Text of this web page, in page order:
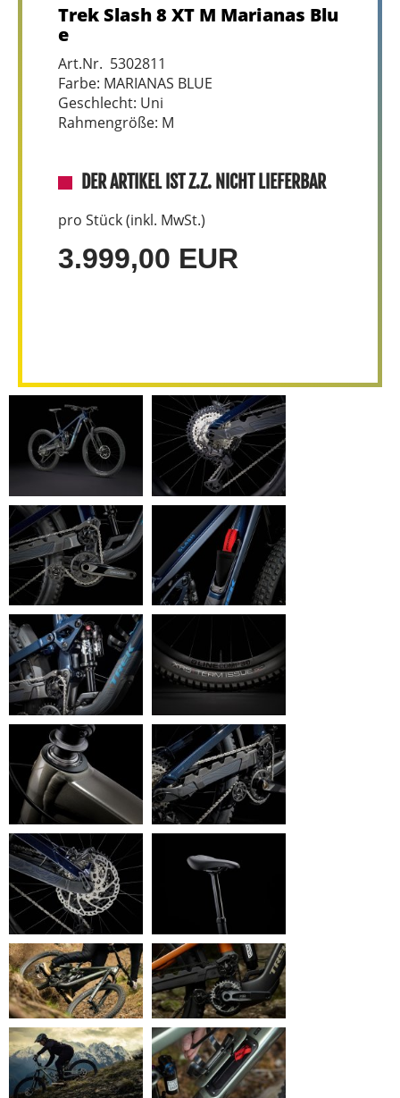
Trek Slash 8 XT M Marianas Blu
e
Art.Nr. 5302811
Farbe: MARIANAS BLUE
Geschlecht: Uni
Rahmengröße: M
DER ARTIKEL IST Z.Z. NICHT LIEFERBAR
pro Stück (inkl. MwSt.)
3.999,00 EUR